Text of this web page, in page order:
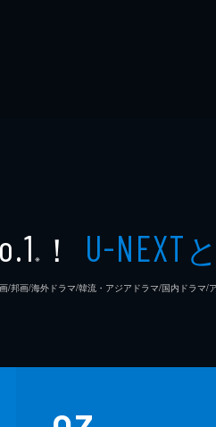
※ ！ U-NEXT
画/海外ドラマ/韓流・アジアドラマ/国内ドラマ/